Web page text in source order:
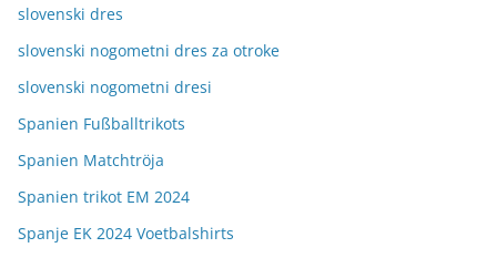
slovenski dres
slovenski nogometni dres za otroke
slovenski nogometni dresi
Spanien Fußballtrikots
Spanien Matchtröja
Spanien trikot EM 2024
Spanje EK 2024 Voetbalshirts